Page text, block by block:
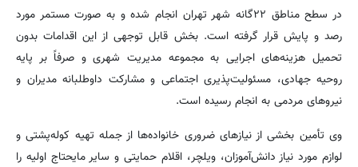
در سطح مناطق ۲۲گانه شهر تهران انجام شده و به صورت مستمر مورد
رصد و پایش قرار گرفته است. بخش قابل توجهی از این اقدامات بدون
تحمیل هزینه‌های اجرایی به مجموعه مدیریت شهری و صرفاً بر پایه
روحیه جهادی، مسئولیت‌پذیری اجتماعی و مشارکت داوطلبانه مدیران و
نیروهای مردمی به انجام رسیده است.
وی تأمین بخشی از نیازهای ضروری خانواده‌ها از جمله تهیه کوله‌پشتی و
لوازم مورد نیاز دانش‌آموزان، ویلچر، اقلام حمایتی و سایر مایحتاج اولیه را